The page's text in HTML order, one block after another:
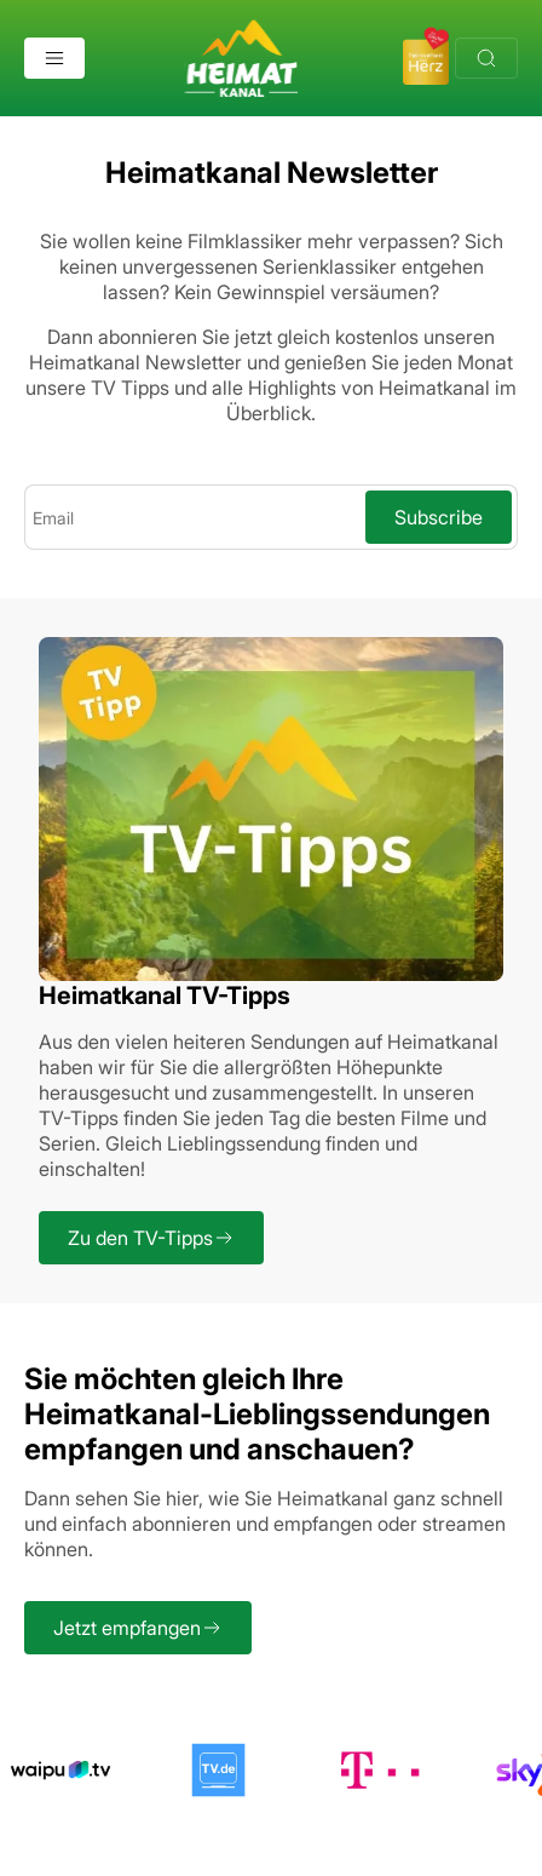
Heimatkanal Newsletter
Sie wollen keine Filmklassiker mehr verpassen? Sich
keinen unvergessenen Serienklassiker entgehen
lassen? Kein Gewinnspiel versäumen?
Dann abonnieren Sie jetzt gleich kostenlos unseren
Heimatkanal Newsletter und genießen Sie jeden Monat
unsere TV Tipps und alle Highlights von Heimatkanal im
Überblick.
Subscribe
Heimatkanal TV-Tipps
Aus den vielen heiteren Sendungen auf Heimatkanal
haben wir für Sie die allergrößten Höhepunkte
herausgesucht und zusammengestellt. In unseren
TV-Tipps finden Sie jeden Tag die besten Filme und
Serien. Gleich Lieblingssendung finden und
einschalten!
Zu den TV-Tipps
Sie möchten gleich Ihre
Heimatkanal-Lieblingssendungen
empfangen und anschauen?
Dann sehen Sie hier, wie Sie Heimatkanal ganz schnell
und einfach abonnieren und empfangen oder streamen
können.
Jetzt empfangen